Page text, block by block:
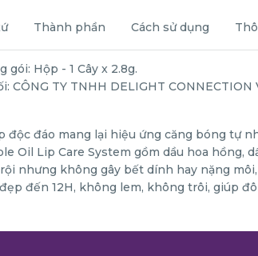
Thành phần Cách sử dụng
gói: Hộp - 1 Cây x 2.8g.
CÔNG TY TNHH DELIGHT CONNECTION
độc đáo mang lại hiệu ứng căng bóng tự
Oil Lip Care System gồm dầu hoa hồng,
nhưng không gây bết dính hay nặng
đến 12H, không lem, không trôi, giúp